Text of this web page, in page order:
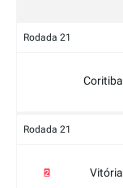
Rodada 21
Coritiba
Rodada 21
Vitória
2